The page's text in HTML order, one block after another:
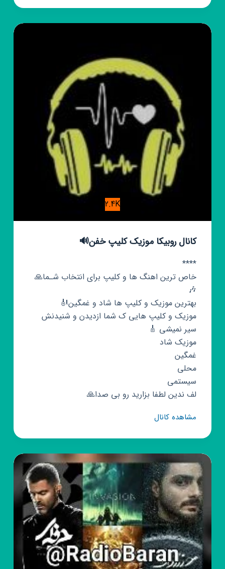
✨ارزانسرای
آرایشی
2.4K
کانال روبیکا موزیک کلیپ خفن🔊
****
خاص ترین اهنگ ها و کلیپ برای انتخاب شـما🙏
🎶
بهترین موزیک و کلیپ ها شاد و غمگین🎻
موزیک و کلیپ هایی ک شما ازدیدن و شنیدنش
سیر نمیشی 🎸
موزیک شاد
غمگین
محلی
سیستمی
لف ندین لطفا بزارید رو بی صدا🙏
مشاهده کانالکانال
موزیک
کلیپ
خفن
🔊